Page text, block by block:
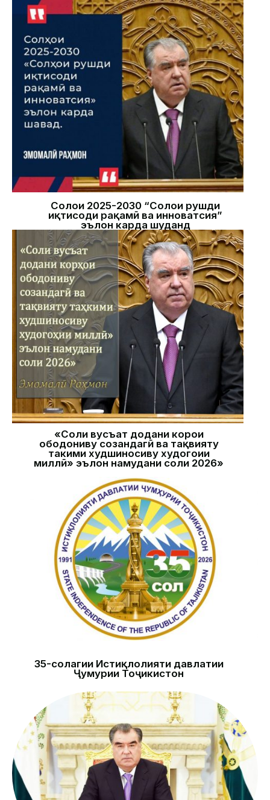
Солҳои 2025-2030 “Солҳои рушди
иқтисоди рақамӣ ва инноватсия”
эълон карда шуданд
«Соли вусъат додани корҳои
ободониву созандагӣ ва тақвияту
таҳкими худшиносиву худогоҳии
миллӣ» эълон намудани соли 2026»
35-солагии Истиқлолияти давлатии
Ҷумҳурии Тоҷикистон